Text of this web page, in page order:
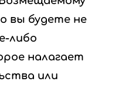
вы будете не
либо
налагает
или